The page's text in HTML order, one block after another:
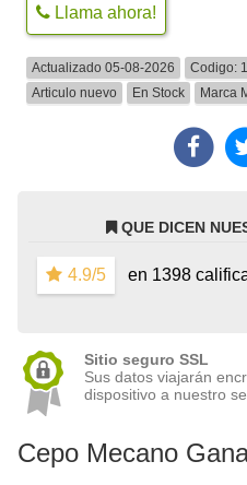
Llama ahora!
Actualizado 05-08-2026 Codigo:
Articulo nuevo
En Stock Marca
QUE DICEN
4.9/5
en 1398
Sitio seguro SSL
Sus datos viajarán
dispositivo a nuestro
Cepo Mecano